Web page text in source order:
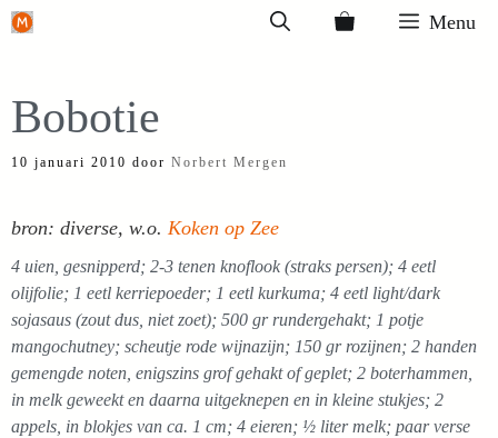
Ga
inhoud
Menu
Bobotie
10 januari 2010 door Norbert Mergen
bron: diverse, w.o. Koken op Zee
4 uien, gesnipperd; 2-3 tenen knoflook (straks persen); 4 eetl
olijfolie; 1 eetl kerriepoeder; 1 eetl kurkuma; 4 eetl light/dark
sojasaus (zout dus, niet zoet); 500 gr rundergehakt; 1 potje
mangochutney; scheutje rode wijnazijn; 150 gr rozijnen; 2 handen
gemengde noten, enigszins grof gehakt of geplet; 2 boterhammen,
in melk geweekt en daarna uitgeknepen en in kleine stukjes; 2
appels, in blokjes van ca. 1 cm; 4 eieren; ½ liter melk; paar verse